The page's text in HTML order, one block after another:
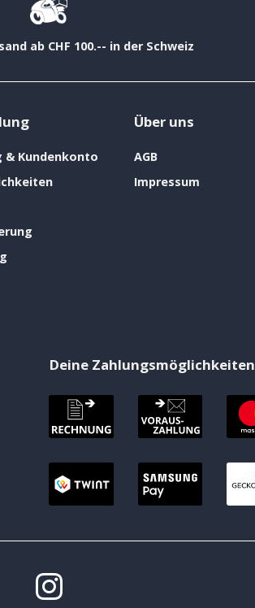
ab CHF 100.-- in der Schweiz
& Kundenkonto
Über uns
AGB
Impressum
Deine Zahlungsmöglichkeiten